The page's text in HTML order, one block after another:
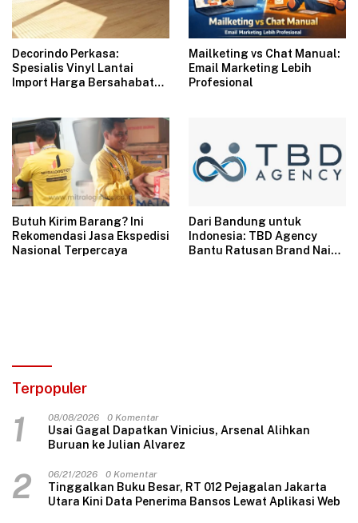
Decorindo Perkasa:
Spesialis Vinyl Lantai
Import Harga Bersahabat
Mailketing vs Chat Manual:
Email Marketing Lebih
Profesional
Butuh Kirim Barang? Ini
Rekomendasi Jasa Ekspedisi
Nasional Terpercaya
Dari Bandung untuk
Indonesia: TBD Agency
Bantu Ratusan Brand Naik
Terpopuler
1 08/08/2026 0 Komentar
Usai Gagal Dapatkan Vinicius, Arsenal Alihkan
Buruan ke Julian Alvarez
2 06/21/2026 0 Komentar
Tinggalkan Buku Besar, RT 012 Pejagalan Jakarta
Utara Kini Data Penerima Bansos Lewat Aplikasi Web